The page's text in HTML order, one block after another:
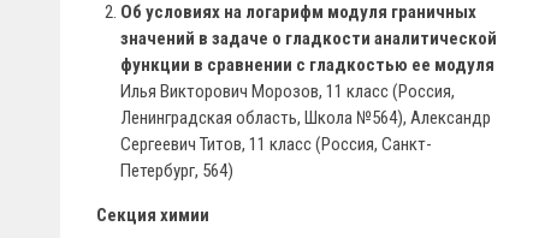
Об условиях на логарифм модуля граничных
значений в задаче о гладкости аналитической
функции в сравнении с гладкостью ее модуля
Илья Викторович Морозов, 11 класс (Россия,
Ленинградская область, Школа №564), Александр
Сергеевич Титов, 11 класс (Россия, Санкт-
Петербург, 564)
Секция химии